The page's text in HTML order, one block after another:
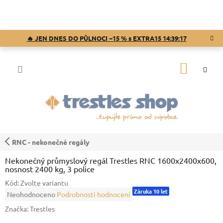
🔥 JEN DNES DO PŮLNOCI −15 % s EXTRA15 14:39:16
RNC - nekonečné regály
Nekonečný průmyslový regál Trestles RNC 1600x2400x600,
nosnost 2400 kg, 3 police
Kód:Zvolte variantu
Průměrné
produktu
Neohodnoceno Podrobnosti hodnocení Záruka 10 let
Značka:Trestles